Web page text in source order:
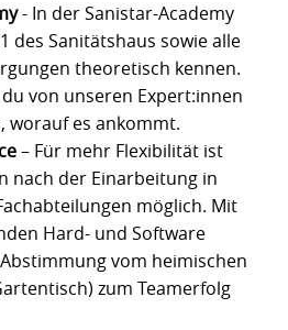
- In der Sanistar-Academy
des Sanitätshaus sowie alle
theoretisch kennen.
von unseren Expert:innen
worauf es ankommt.
– Für mehr Flexibilität ist
nach der Einarbeitung in
möglich. Mit
Hard- und Software
vom heimischen
zum Teamerfolg